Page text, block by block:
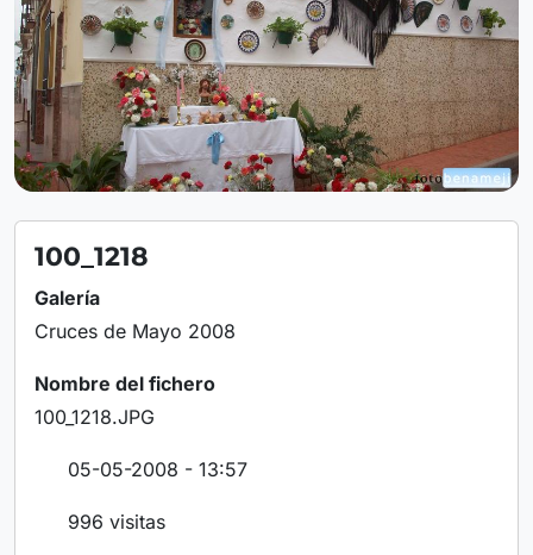
100_1218
Galería
Cruces de Mayo 2008
Nombre del fichero
100_1218.JPG
05-05-2008 - 13:57
996 visitas